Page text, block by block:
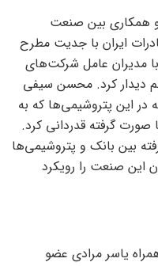
و همکاری بین صنعت
ایران با جدیت مطرح
مدیران عامل شرکت‌های
دیدار کرد. محسن سیفی
در این پتروشیمی‌ها که به
گرفته قدردانی کرد.
بین بانک و پتروشیمی‌ها
این صنعت را رویکرد
یاسر مرادی عضو